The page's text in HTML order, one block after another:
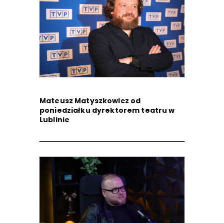
Mateusz Matyszkowicz od
poniedziałku dyrektorem teatru w
Lublinie